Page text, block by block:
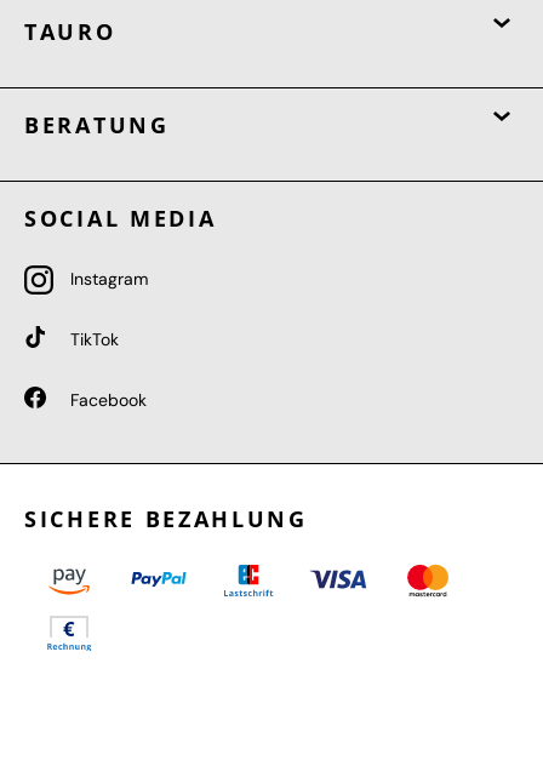
TAURO
BERATUNG
SOCIAL MEDIA
Instagram
TikTok
Facebook
SICHERE BEZAHLUNG